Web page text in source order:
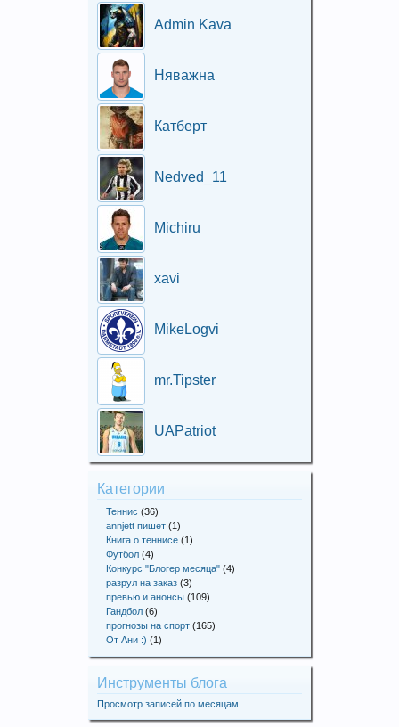
Admin Kava
Няважна
Катберт
Nedved_11
Michiru
xavi
MikeLogvi
mr.Tipster
UAPatriot
Категории
Теннис (36)
annjett пишет (1)
Книга о теннисе (1)
Футбол (4)
Конкурс "Блогер месяца" (4)
разрул на заказ (3)
превью и анонсы (109)
Гандбол (6)
прогнозы на спорт (165)
От Ани :) (1)
Инструменты блога
Просмотр записей по месяцам